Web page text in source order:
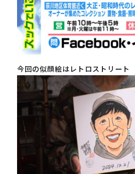
今回の似顔絵はレトロストリー